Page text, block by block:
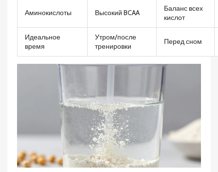
Аминокислоты Высокий BCAA
Баланс всех
кислот
Идеальное
время
Утром/после
тренировки
Перед сном